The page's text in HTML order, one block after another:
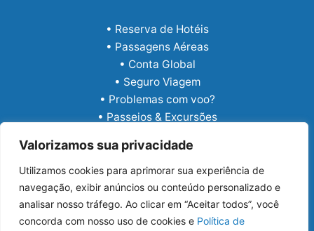
Valorizamos sua privacidade
Utilizamos cookies para aprimorar sua experiência de
navegação, exibir anúncios ou conteúdo personalizado e
analisar nosso tráfego. Ao clicar em “Aceitar todos”, você
concorda com nosso uso de cookies e Política de
• Reserva de Hotéis
• Passagens Aéreas
• Conta Global
• Seguro Viagem
• Problemas com voo?
• Passeios & Excursões